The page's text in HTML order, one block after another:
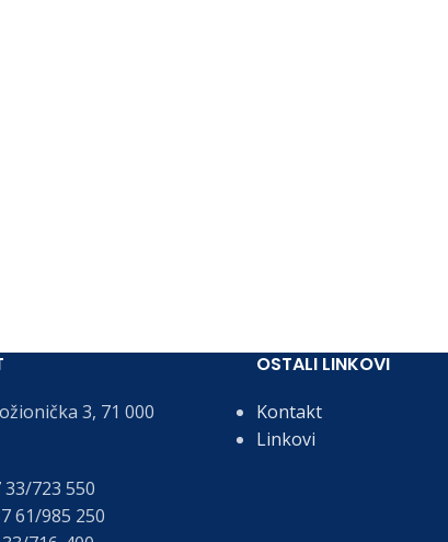
3, 71 000
33/723 550
61/985 250
OSTALI LINKOVI
Kontakt
Linkovi